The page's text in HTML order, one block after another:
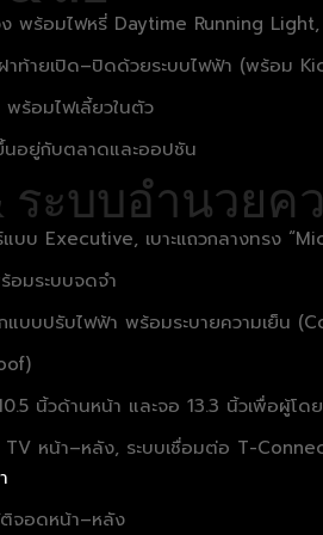
พร้อมไฟหรี่ Daytime Running Light,
าท้ายเปิด–ปิดด้วยระบบไฟฟ้า (พร้อม
ร้อมไฟเลี้ยวในตัว
อยู่กับตลาดและออปชัน
ระบบอำนวยค
บบ Executive, เบาะแถวกลางทรง
อมระบบจดจำ
กแบบปรับไฟฟ้า พร้อมระบายความเย็
นิ้วด้านหน้า และจอ 13.3 นิ้วเพื่อผู้โ
หน้า–หลัง, ระบบเชื่อมต่อ T-
จอดหน้า–หลัง